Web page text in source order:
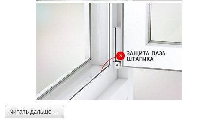
читать дальше →